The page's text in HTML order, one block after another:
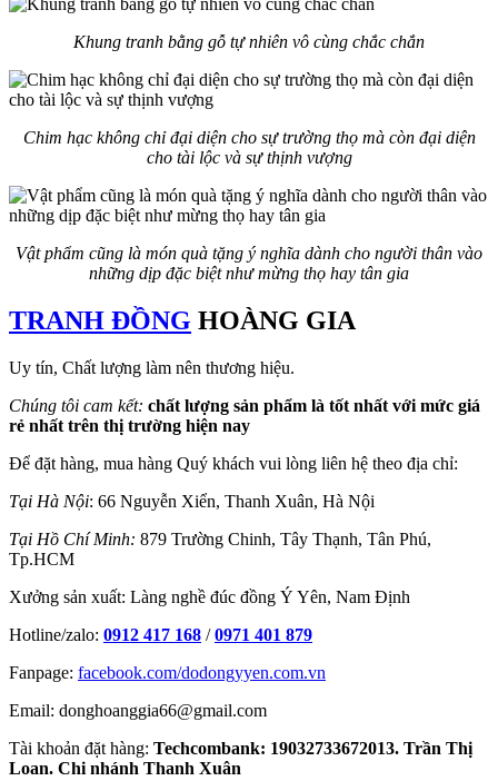
Khung tranh bằng gỗ tự nhiên vô cùng chắc chắn
Chim hạc không chỉ đại diện cho sự trường thọ mà còn đại diện
cho tài lộc và sự thịnh vượng
Vật phẩm cũng là món quà tặng ý nghĩa dành cho người thân vào
những dịp đặc biệt như mừng thọ hay tân gia
TRANH ĐỒNG HOÀNG GIA
Uy tín, Chất lượng làm nên thương hiệu.
Chúng tôi cam kết: chất lượng sản phẩm là tốt nhất với mức giá
rẻ nhất trên thị trường hiện nay
Để đặt hàng, mua hàng Quý khách vui lòng liên hệ theo địa chỉ:
Tại Hà Nội: 66 Nguyễn Xiển, Thanh Xuân, Hà Nội
Tại Hồ Chí Minh: 879 Trường Chinh, Tây Thạnh, Tân Phú,
Tp.HCM
Xưởng sản xuất: Làng nghề đúc đồng Ý Yên, Nam Định
Hotline/zalo: 0912 417 168 /0971 401 879
Fanpage: facebook.com/dodongyyen.com.vn
Email: donghoanggia66@gmail.com
Tài khoản đặt hàng: Techcombank: 19032733672013. Trần Thị
Loan. Chi nhánh Thanh Xuân